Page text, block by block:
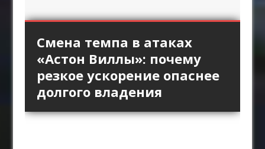
«Интер» против высокой
линии «Барселоны»:
пространство за защитой
как главный ресурс атаки
Длинный пас и борьба за
второй мяч: зачем клубы
Английской премьер-лиги
возвращают прямой
футбол
Стандарты «Арсенала»
как продолжение
позиционной атаки
Смена темпа в атаках
«Астон Виллы»: почему
резкое ускорение опаснее
долгого владения
«Брага» против
персонального прессинга:
как ротации освобождают
пространство между
линиями